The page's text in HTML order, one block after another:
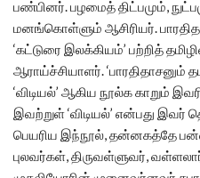
பண்பினர். பழமைத் திட்பமும்,
மனங்கொள்ளும் ஆசிரியர்.
‘கட்டுரை இலக்கியம்’ பற்றித்
ஆராய்ச்சியாளர். ‘பாரதிதாசனும்
‘விடியல்’ ஆகிய நூல்க காறும்
இவற்றுள் ‘விடியல்’ என்பது இவர்
பெயரிய இந்நூல், தன்னகத்தே
புலவர்கள், திருவள்ளுவர்,